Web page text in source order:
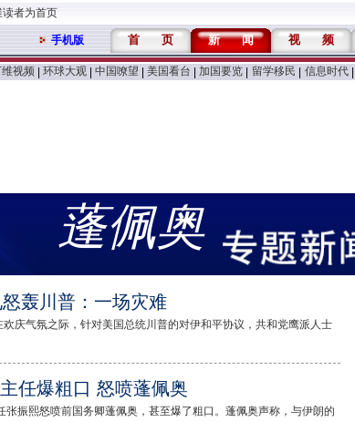
读者为首页
手机版 首 页 新 闻 视 频
视频 环球大观 中国嘹望 美国看台 加国要览 留学移民 信息时代
蓬佩奥
轰川普：一场灾难
庆气氛之际，针对美国总统川普的对伊和平协议，共和党鹰派人士
任爆粗口 怒喷蓬佩奥
振熙怒喷前国务卿蓬佩奥，甚至爆了粗口。蓬佩奥声称，与伊朗的